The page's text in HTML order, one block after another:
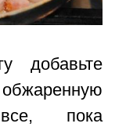
добавьте
пока